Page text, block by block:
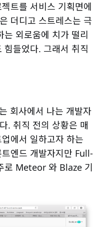
트를 서비스 기획면에
더디고 스트레스는 극
외로움에 치가 떨리
힘들었다. 그래서 취직
회사에서 나는 개발자
. 취직 전의 상황은 매
에서 일하고자 하는
엔드 개발자지만 Full-
로 Meteor 와 Blaze 기